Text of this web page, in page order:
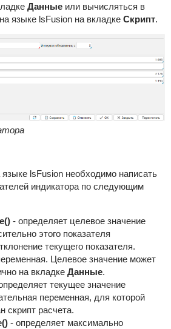
Данные или вычисляться в
языке lsFusion на вкладке Скрипт.
языке lsFusion необходимо написать
индикатора по следующим
- определяет целевое значение
этого показателя
текущего показателя.
Целевое значение может
на вкладке Данные.
текущее значение
переменная, для которой
скрипт расчета.
- определяет максимально